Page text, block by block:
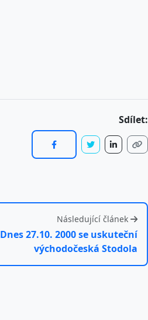
Sdílet:
Následující článek
Dnes 27.10. 2000 se uskuteční
východočeská Stodola